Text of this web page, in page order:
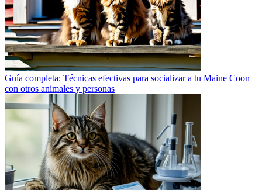
Guía completa: Técnicas efectivas para socializar a tu Maine Coon
con otros animales y personas